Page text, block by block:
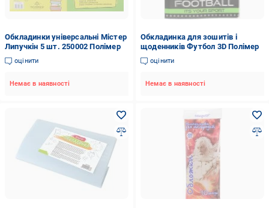
Обкладинки універсальні Містер
Липучкін 5 шт. 250002 Полімер
оцінити
Немає в наявності
Обкладинка для зошитів і
щоденників Футбол 3D Полімер
оцінити
Немає в наявності